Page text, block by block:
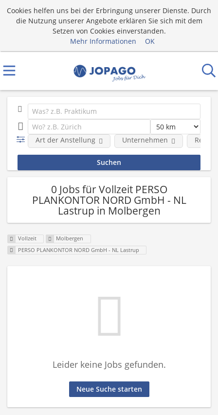
Cookies helfen uns bei der Erbringung unserer Dienste. Durch
die Nutzung unserer Angebote erklären Sie sich mit dem
Setzen von Cookies einverstanden.
Mehr Informationen
OK
Art der Anstellung Unternehmen Region
0 Jobs für Vollzeit PERSO
PLANKONTOR NORD GmbH - NL
Lastrup in Molbergen
Vollzeit
Molbergen
PERSO PLANKONTOR NORD GmbH - NL Lastrup
Leider keine Jobs gefunden.
Neue Suche starten